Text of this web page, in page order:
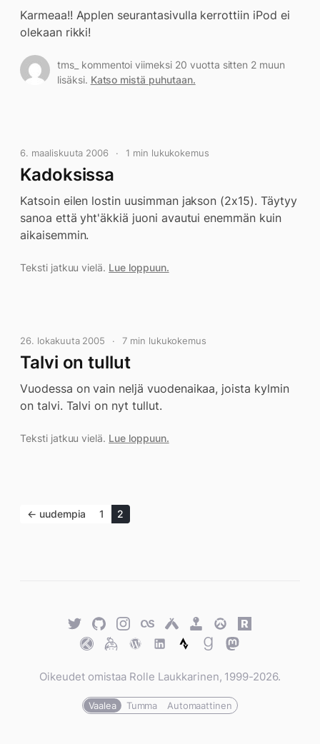
Karmeaa!! Applen seurantasivulla kerrottiin iPod ei
olekaan rikki!
tms_ kommentoi viimeksi 20 vuotta sitten 2 muun
lisäksi. Katso mistä puhutaan.
6. maaliskuuta 2006 1 min lukukokemus
Kadoksissa
Katsoin eilen lostin uusimman jakson (2x15). Täytyy
sanoa että yht'äkkiä juoni avautui enemmän kuin
aikaisemmin.
Teksti jatkuu vielä. Lue loppuun.
26. lokakuuta 2005 7 min lukukokemus
Talvi on tullut
Vuodessa on vain neljä vuodenaikaa, joista kylmin
on talvi. Talvi on nyt tullut.
Teksti jatkuu vielä. Lue loppuun.
← uudempia 1 2
TwitterGitHubTwitterLast.fmUntappd
Retro
Achievements
Overwatch
Rawg.io
TraktKeybaseWordPress
WordPress
StravaGoodreads
Mastodon
Oikeudet omistaa Rolle Laukkarinen, 1999-2026.
Vaalea Tumma Automaattinen